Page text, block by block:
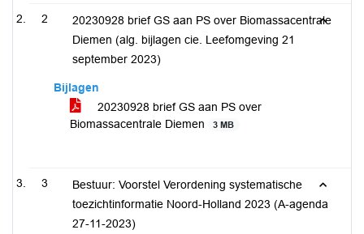
2
20230928 brief GS aan PS over Biomassacentrale
Diemen (alg. bijlagen cie. Leefomgeving 21
september 2023)
Bijlagen
20230928 brief GS aan PS over
Biomassacentrale Diemen
3 MB
3
Bestuur: Voorstel Verordening systematische
toezichtinformatie Noord-Holland 2023 (A-agenda
27-11-2023)